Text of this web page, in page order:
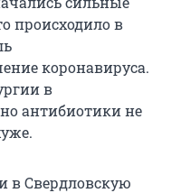
происходило в
коронавируса.
в
но антибиотики не
в Свердловскую